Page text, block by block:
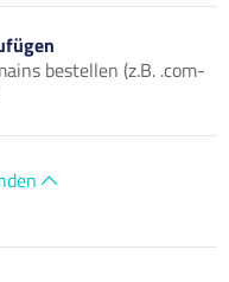
bestellen (z.B. .com-